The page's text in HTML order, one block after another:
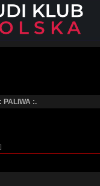
PALIWA :.